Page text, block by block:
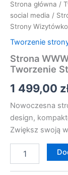
Strona główna /
social media /
Strony
Tworzenie
Strona
Tworzenie
1 499,00
Nowoczesna
design,
Zwiększ swoją